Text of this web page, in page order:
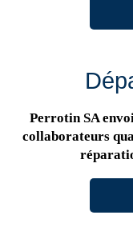
Perrotin SA
collaborateurs